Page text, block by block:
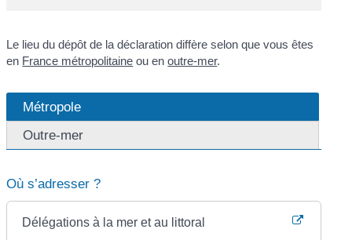
Le lieu du dépôt de la déclaration diffère selon que vous êtes
en France métropolitaine ou enoutre-mer.
Métropole
Outre-mer
Où s’adresser ?
Délégations à la mer et au littoral